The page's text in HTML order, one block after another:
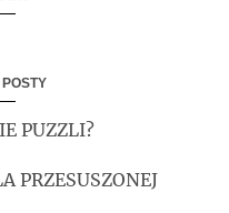
PUZZLI?
PRZESUSZONEJ